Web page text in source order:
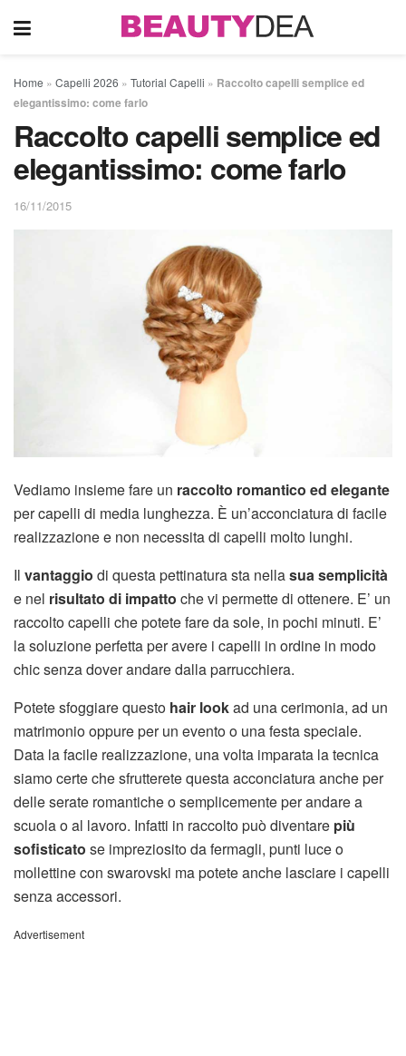
Home » Capelli 2026 » Tutorial Capelli » Raccolto capelli semplice ed
elegantissimo: come farlo
Raccolto capelli semplice ed
elegantissimo: come farlo
16/11/2015
Vediamo insieme fare un raccolto romantico ed elegante
per capelli di media lunghezza. È un’acconciatura di facile
realizzazione e non necessita di capelli molto lunghi.
Il vantaggio di questa pettinatura sta nellasua semplicità
e nel risultato di impatto che vi permette di ottenere. E’ un
raccolto capelli che potete fare da sole, in pochi minuti. E’
la soluzione perfetta per avere i capelli in ordine in modo
chic senza dover andare dalla parrucchiera.
Potete sfoggiare questo hair lookad una cerimonia, ad un
matrimonio oppure per un evento o una festa speciale.
Data la facile realizzazione, una volta imparata la tecnica
siamo certe che sfrutterete questa acconciatura anche per
delle serate romantiche o semplicemente per andare a
scuola o al lavoro. Infatti in raccolto può diventare più
sofisticato se impreziosito da fermagli, punti luce o
mollettine con swarovski ma potete anche lasciare i capelli
senza accessori.
Advertisement